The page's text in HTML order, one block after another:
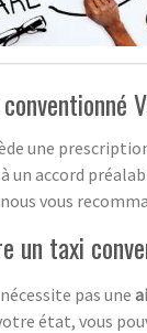
une
un accord
vous
un taxi
pas une
état, vous